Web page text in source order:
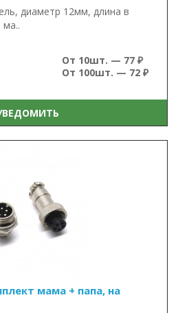
диаметр 12мм, длина в
ма..
От 10шт. — 77 ₽
От 100шт. — 72 ₽
мама + папа, на